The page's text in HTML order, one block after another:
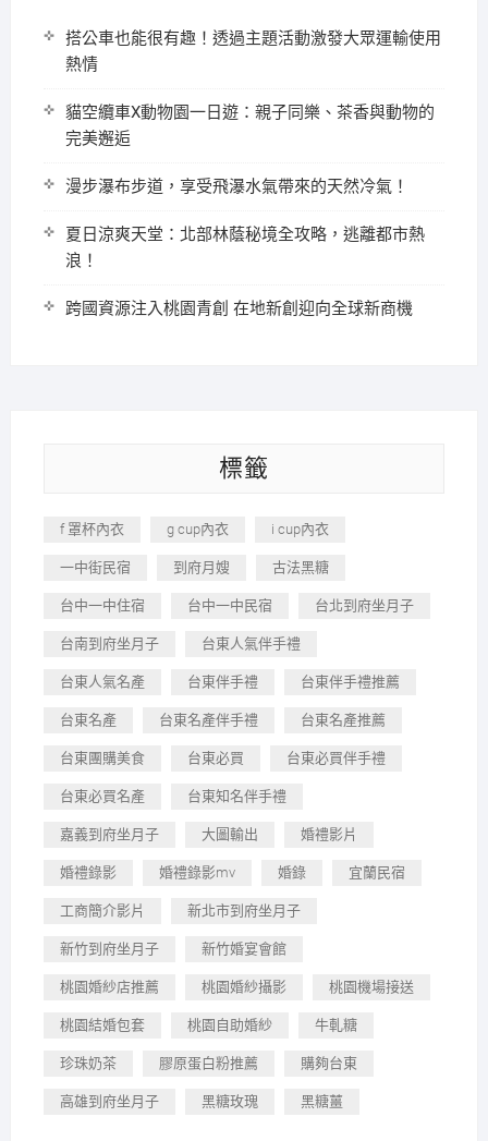
搭公車也能很有趣！透過主題活動激發大眾運輸使用
熱情
貓空纜車X動物園一日遊：親子同樂、茶香與動物的
完美邂逅
漫步瀑布步道，享受飛瀑水氣帶來的天然冷氣！
夏日涼爽天堂：北部林蔭秘境全攻略，逃離都市熱
浪！
跨國資源注入桃園青創 在地新創迎向全球新商機
標籤
f 罩杯內衣 g cup內衣 i cup內衣
一中街民宿 到府月嫂 古法黑糖
台中一中住宿 台中一中民宿 台北到府坐月子
台南到府坐月子 台東人氣伴手禮
台東人氣名產 台東伴手禮 台東伴手禮推薦
台東名產 台東名產伴手禮 台東名產推薦
台東團購美食 台東必買 台東必買伴手禮
台東必買名產 台東知名伴手禮
嘉義到府坐月子 大圖輸出 婚禮影片
婚禮錄影 婚禮錄影mv 婚錄 宜蘭民宿
工商簡介影片 新北市到府坐月子
新竹到府坐月子 新竹婚宴會館
桃園婚紗店推薦 桃園婚紗攝影 桃園機場接送
桃園結婚包套 桃園自助婚紗 牛軋糖
珍珠奶茶 膠原蛋白粉推薦 購夠台東
高雄到府坐月子 黑糖玫瑰 黑糖薑